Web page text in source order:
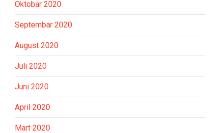
Oktobar 2020
Septembar 2020
August 2020
Juli 2020
Juni 2020
April 2020
Mart 2020